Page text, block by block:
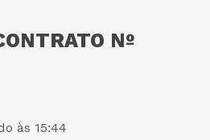
Nº
às 15:44